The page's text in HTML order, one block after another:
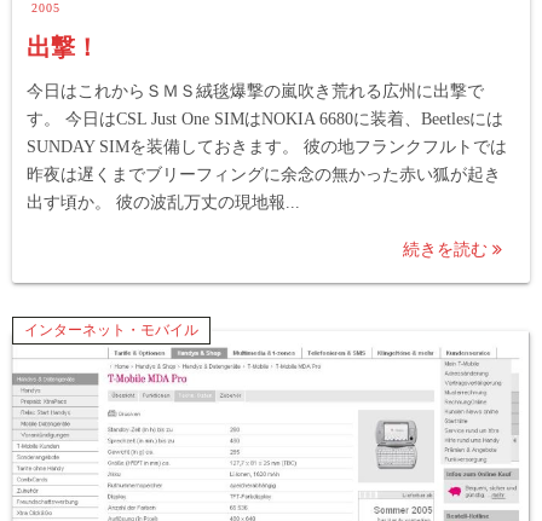
2005
出撃！
今日はこれからＳＭＳ絨毯爆撃の嵐吹き荒れる広州に出撃で
す。 今日はCSL Just One SIMはNOKIA 6680に装着、Beetlesには
SUNDAY SIMを装備しておきます。 彼の地フランクフルトでは
昨夜は遅くまでブリーフィングに余念の無かった赤い狐が起き
出す頃か。 彼の波乱万丈の現地報...
続きを読む
インターネット・モバイル